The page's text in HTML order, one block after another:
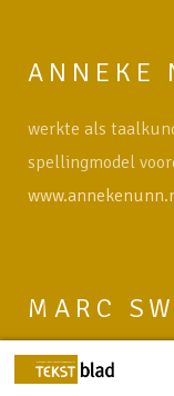
Back to index
ANNEKE
werkte als
spellingmodel
MARC
Marc Swerts